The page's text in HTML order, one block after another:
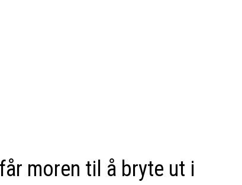
moren til å bryte ut i